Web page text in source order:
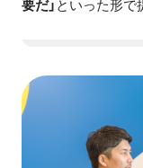
要だ」といった形で